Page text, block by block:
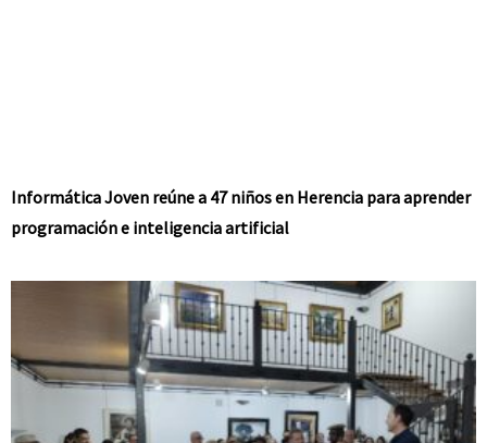
Informática Joven reúne a 47 niños en Herencia para aprender
programación e inteligencia artificial